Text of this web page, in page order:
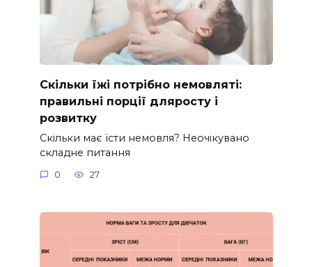
Скільки їжі потрібно немовляті:
правильні порції дляросту і
розвитку
Скільки має їсти немовля? Неочікувано
складне питання
0 27